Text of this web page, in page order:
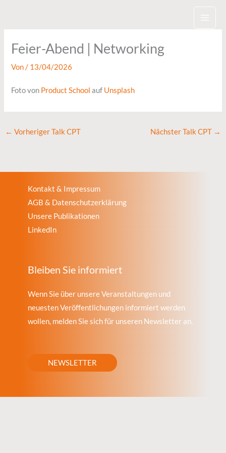
Feier-Abend | Networking
Von/ 13/04/2026
Foto von Product School auf Unsplash
← Vorheriger Talk CPT Nächster Talk CPT →
Kontakt & Impressum
AGB & Datenschutzerklärung
Unsere Publikationen
LinkedIn
Bleiben Sie informiert
Wenn Sie über unsere Veranstaltungen und
neuesten Veröffentlichungen informiert werden
wollen, melden Sie sich für unseren Newsletter an.
NEWSLETTER